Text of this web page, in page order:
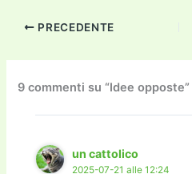
c
b
o
o
k
itt ai
d
o
n
PRECEDENTE
9 commenti su “Idee opposte”
un cattolico
2025-07-21 alle 12:24